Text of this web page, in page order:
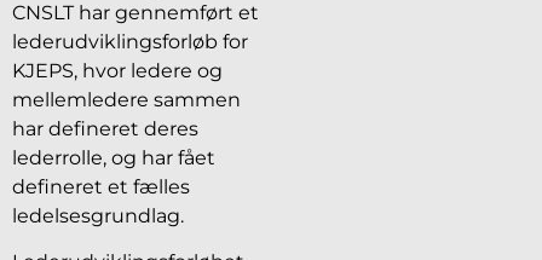
CNSLT har gennemført et
lederudviklingsforløb for
KJEPS, hvor ledere og
mellemledere sammen
har defineret deres
lederrolle, og har fået
defineret et fælles
ledelsesgrundlag.